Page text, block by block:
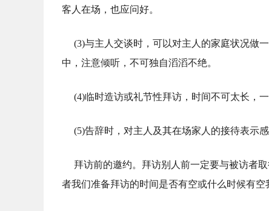
客人在场，也应问好。
(3)与主人交谈时，可以对主人的家庭状况做
中，注意倾听，不可独自滔滔不绝。
(4)临时造访或礼节性拜访，时间不可太长，一
(5)告辞时，对主人及其在场家人的接待表示
拜访前的邀约。拜访别人前一定要与被访者
者我们准备拜访的时间是否有空或什么时候有空